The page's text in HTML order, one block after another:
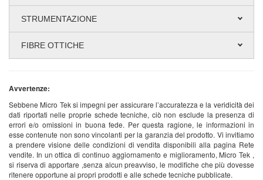
STRUMENTAZIONE
FIBRE OTTICHE
Avvertenze:
Sebbene Micro Tek si impegni per assicurare l’accuratezza e la veridicità dei
dati riportati nelle proprie schede tecniche, ciò non esclude la presenza di
errori e/o omissioni in buona fede. Per questa ragione, le informazioni in
esse contenute non sono vincolanti per la garanzia del prodotto. Vi invitiamo
a prendere visione delle condizioni di vendita disponibili alla pagina Rete
vendite. In un ottica di continuo aggiornamento e miglioramento, Micro Tek ,
si riserva di apportare ,senza alcun preavviso, le modifiche che più dovesse
ritenere opportune ai propri prodotti e alle schede tecniche pubblicate.